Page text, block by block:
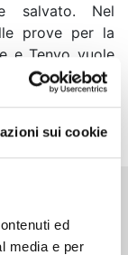
sui cookie
ed
media e per
salvato. Nel
prove per la
e Tenyo vuole
in modo da
ajin e umani